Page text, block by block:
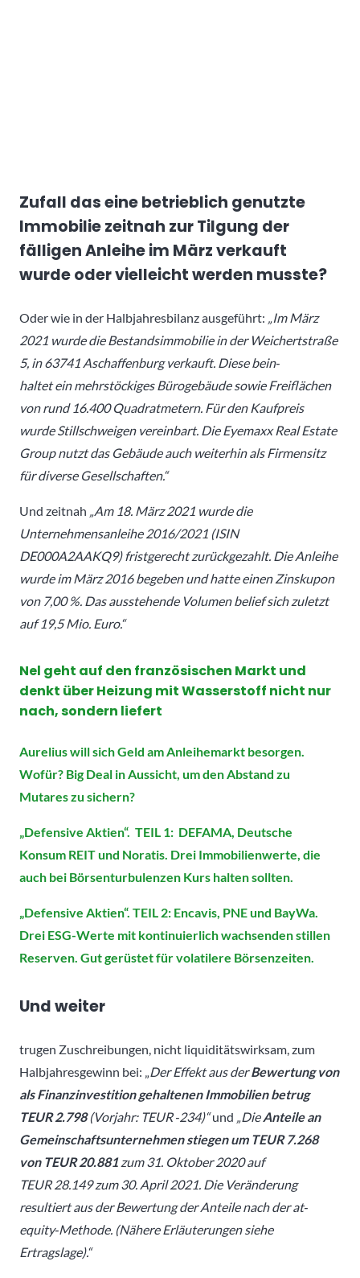
Zufall das eine betrieblich genutzte
Immobilie zeitnah zur Tilgung der
fälligen Anleihe im März verkauft
wurde oder vielleicht werden musste?
Oder wie in der Halbjahresbilanz ausgeführt: „Im März
2021 wurde die Bestandsimmobilie in der Weichertstraße
5, in 63741 Aschaffenburg verkauft. Diese bein‐
haltet ein mehrstöckiges Bürogebäude sowie Freiflächen
von rund 16.400 Quadratmetern. Für den Kaufpreis
wurde Stillschweigen vereinbart. Die Eyemaxx Real Estate
Group nutzt das Gebäude auch weiterhin als Firmensitz
für diverse Gesellschaften.“
Und zeitnah „Am 18. März 2021 wurde die
Unternehmensanleihe 2016/2021 (ISIN
DE000A2AAKQ9) fristgerecht zurückgezahlt. Die Anleihe
wurde im März 2016 begeben und hatte einen Zinskupon
von 7,00 %. Das ausstehende Volumen belief sich zuletzt
auf 19,5 Mio. Euro.“
Nel geht auf den französischen Markt und
denkt über Heizung mit Wasserstoff nicht nur
nach, sondern liefert
Aurelius will sich Geld am Anleihemarkt besorgen.
Wofür? Big Deal in Aussicht, um den Abstand zu
Mutares zu sichern?
„Defensive Aktien“. TEIL 1: DEFAMA, Deutsche
Konsum REIT und Noratis. Drei Immobilienwerte, die
auch bei Börsenturbulenzen Kurs halten sollten.
„Defensive Aktien“. TEIL 2: Encavis, PNE und BayWa.
Drei ESG-Werte mit kontinuierlich wachsenden stillen
Reserven. Gut gerüstet für volatilere Börsenzeiten.
Und weiter
trugen Zuschreibungen, nicht liquiditätswirksam, zum
Halbjahresgewinn bei: „Der Effekt aus der Bewertung von
als Finanzinvestition gehaltenen Immobilien betrug
TEUR 2.798 (Vorjahr: TEUR‐234)“und „DieAnteile an
Gemeinschaftsunternehmen stiegen um TEUR 7.268
von TEUR 20.881zum 31. Oktober 2020 auf
TEUR 28.149 zum 30. April 2021. Die Veränderung
resultiert aus der Bewertung der Anteile nach der at‐
equity‐Methode. (Nähere Erläuterungen siehe
Ertragslage).“